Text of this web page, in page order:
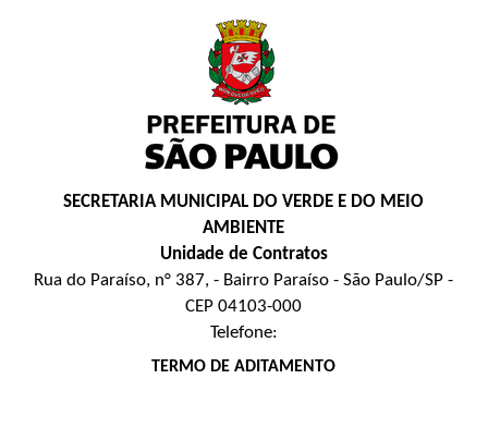
SECRETARIA MUNICIPAL DO VERDE E DO MEIO
AMBIENTE
Unidade de Contratos
Rua do Paraíso, n° 387, - Bairro Paraíso - São Paulo/SP -
CEP 04103-000
Telefone:
TERMO DE ADITAMENTO